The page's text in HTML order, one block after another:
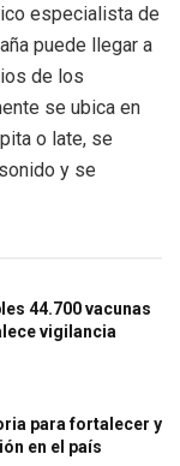
especialista de
puede llegar a
de los
se ubica en
o late, se
y se
44.700 vacunas
vigilancia
para fortalecer y
en el país